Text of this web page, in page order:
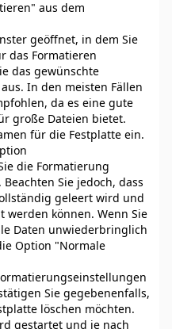
aus dem
geöffnet, in dem Sie
das Formatieren
das gewünschte
In den meisten Fällen
da es eine gute
große Dateien bietet.
für die Festplatte ein.
die Formatierung
Sie jedoch, dass
geleert wird und
können. Wenn Sie
Daten unwiederbringlich
Option "Normale
Sie gegebenenfalls,
löschen möchten.
gestartet und je nach